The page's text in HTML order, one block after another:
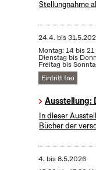
Stellungnahme
24.4. bis
Montag: 14 bis 21
Dienstag bis
Freitag bis
Eintritt frei
Ausstellung:
In dieser
Bücher der
4. bis8.5.2026